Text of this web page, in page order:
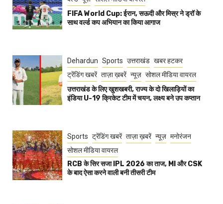
FIFA World Cup: ईरान, सऊदी और मिस्र ने ड्रॉ के
साथ वर्ल्ड कप अभियान का किया आगाज
Dehardun Sports उत्तराखंड खबर हटकर
ट्रेंडिंग खबरें ताज़ा ख़बरें न्यूज़ सोशल मीडिया वायरल
उत्तराखंड के लिए खुशखबरी, राज्य के दो खिलाड़ियों का
इंडिया U-19 क्रिकेट टीम में चयन, लक्ष्य बने उप कप्तान
Sports ट्रेंडिंग खबरें ताज़ा ख़बरें न्यूज़ मनोरंजन
सोशल मीडिया वायरल
RCB के सिर सजा IPL 2026 का ताज, MI और CSK
के बाद ऐसा करने वाली बनी तीसरी टीम